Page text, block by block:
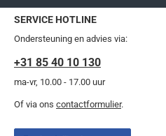
SERVICE HOTLINE
Ondersteuning en advies via:
+31 85 40 10 130
ma-vr, 10.00 - 17.00 uur
Of via ons contactformulier.